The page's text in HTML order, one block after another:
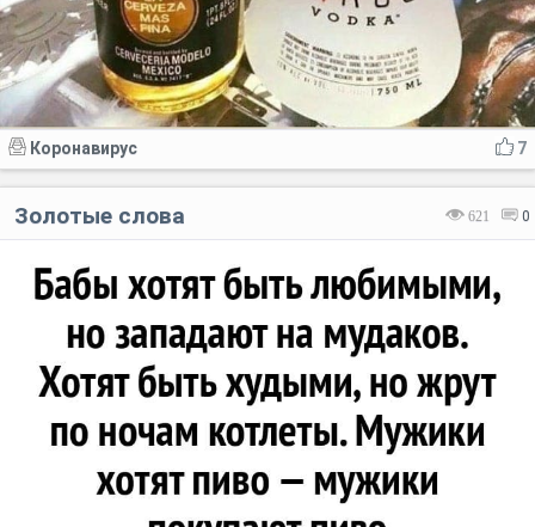
7
Коронавирус
621 0
Золотые слова